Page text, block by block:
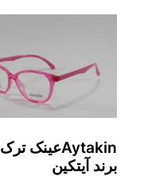
Aytakinعینک ترک
برند آیتکین